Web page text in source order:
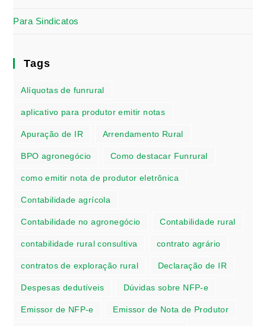
Para Sindicatos
Tags
Alíquotas de funrural
aplicativo para produtor emitir notas
Apuração de IR Arrendamento Rural
BPO agronegócio Como destacar Funrural
como emitir nota de produtor eletrônica
Contabilidade agrícola
Contabilidade no agronegócio Contabilidade rural
contabilidade rural consultiva contrato agrário
contratos de exploração rural Declaração de IR
Despesas dedutíveis Dúvidas sobre NFP-e
Emissor de NFP-e Emissor de Nota de Produtor